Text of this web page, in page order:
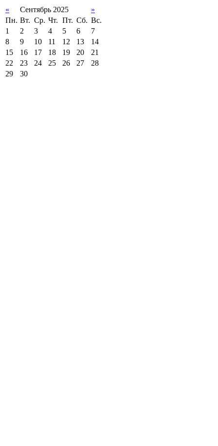
« Сентябрь 2025
»
Пн. Вт. Ср. Чт. Пт. Сб. Вс.
1
2 3 4 5 6
7
8
9 10 11 12 13
14
15
16 17 18 19 20
21
22
23 24 25 26 27
28
29
30